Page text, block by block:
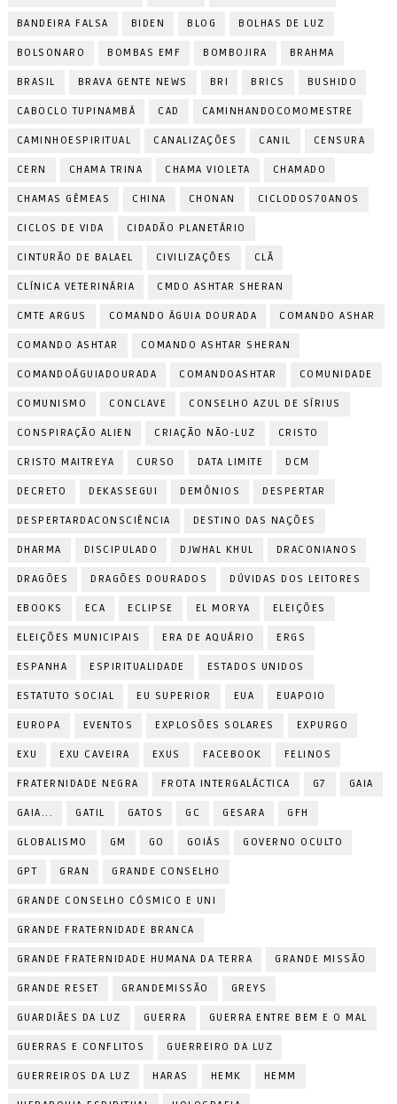
BANDEIRA FALSA BIDEN BLOG BOLHAS DE LUZ
BOLSONARO BOMBAS EMF BOMBOJIRA BRAHMA
BRASIL BRAVA GENTE NEWS BRI BRICS BUSHIDO
CABOCLO TUPINAMBÁ CAD CAMINHANDOCOMOMESTRE
CAMINHOESPIRITUAL CANALIZAÇÕES CANIL CENSURA
CERN CHAMA TRINA CHAMA VIOLETA CHAMADO
CHAMAS GÊMEAS CHINA CHONAN CICLODOS70ANOS
CICLOS DE VIDA CIDADÃO PLANETÁRIO
CINTURÃO DE BALAEL CIVILIZAÇÕES CLÃ
CLÍNICA VETERINÁRIA CMDO ASHTAR SHERAN
CMTE ARGUS COMANDO ÁGUIA DOURADA COMANDO ASHAR
COMANDO ASHTAR COMANDO ASHTAR SHERAN
COMANDOÁGUIADOURADA COMANDOASHTAR COMUNIDADE
COMUNISMO CONCLAVE CONSELHO AZUL DE SÍRIUS
CONSPIRAÇÃO ALIEN CRIAÇÃO NÃO-LUZ CRISTO
CRISTO MAITREYA CURSO DATA LIMITE DCM
DECRETO DEKASSEGUI DEMÔNIOS DESPERTAR
DESPERTARDACONSCIÊNCIA DESTINO DAS NAÇÕES
DHARMA DISCIPULADO DJWHAL KHUL DRACONIANOS
DRAGÕES DRAGÕES DOURADOS DÚVIDAS DOS LEITORES
EBOOKS ECA ECLIPSE EL MORYA ELEIÇÕES
ELEIÇÕES MUNICIPAIS ERA DE AQUÁRIO ERGS
ESPANHA ESPIRITUALIDADE ESTADOS UNIDOS
ESTATUTO SOCIAL EU SUPERIOR EUA EUAPOIO
EUROPA EVENTOS EXPLOSÕES SOLARES EXPURGO
EXU EXU CAVEIRA EXUS FACEBOOK FELINOS
FRATERNIDADE NEGRA FROTA INTERGALÁCTICA G7 GAIA
GAIA... GATIL GATOS GC GESARA GFH
GLOBALISMO GM GO GOIÁS GOVERNO OCULTO
GPT GRAN GRANDE CONSELHO
GRANDE CONSELHO CÓSMICO E UNI
GRANDE FRATERNIDADE BRANCA
GRANDE FRATERNIDADE HUMANA DA TERRA GRANDE MISSÃO
GRANDE RESET GRANDEMISSÃO GREYS
GUARDIÃES DA LUZ GUERRA GUERRA ENTRE BEM E O MAL
GUERRAS E CONFLITOS GUERREIRO DA LUZ
GUERREIROS DA LUZ HARAS HEMK HEMM